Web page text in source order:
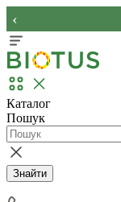
‹
Каталог
Пошук
Знайти